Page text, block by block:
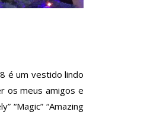
é um vestido lindo
os meus amigos e
“Magic” “Amazing